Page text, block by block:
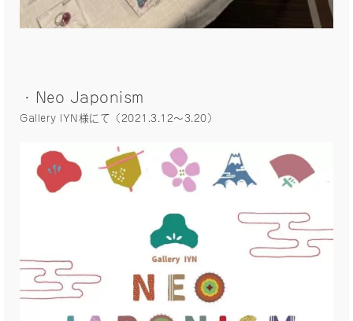
・Neo Japonism
Gallery IYN様にて（2021.3.12〜3.20）